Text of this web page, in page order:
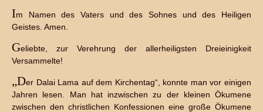
Im Namen des Vaters und des Sohnes und des Heiligen
Geistes. Amen.
Geliebte, zur Verehrung der allerheiligsten Dreieinigkeit
Versammelte!
„Der Dalai Lama auf dem Kirchentag“, konnte man vor einigen
Jahren lesen. Man hat inzwischen zu der kleinen Ökumene
zwischen den christlichen Konfessionen eine große Ökumene